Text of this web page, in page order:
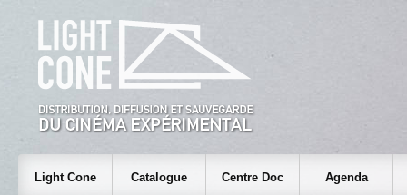
Light Cone Catalogue Centre Doc Agenda